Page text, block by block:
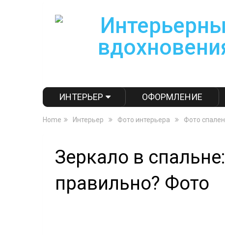
ИНТЕРЬЕР ОФОРМЛЕНИЕ
Home Интерьер Фото интерьера Фото спален
Зеркало в
правильно? Фото